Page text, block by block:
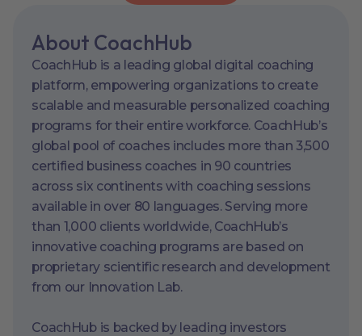
About CoachHub
CoachHub is a leading global digital coaching
platform, empowering organizations to create
scalable and measurable personalized coaching
programs for their entire workforce. CoachHub’s
global pool of coaches includes more than 3,500
certified business coaches in 90 countries
across six continents with coaching sessions
available in over 80 languages. Serving more
than 1,000 clients worldwide, CoachHub’s
innovative coaching programs are based on
proprietary scientific research and development
from our Innovation Lab.
CoachHub is backed by leading investors